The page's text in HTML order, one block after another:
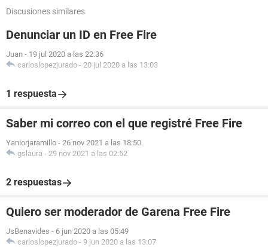
Discusiones similares
Denunciar un ID en Free Fire
Juan - 19 jul 2020 a las 22:36
carloslopezjurado - 20 jul 2020 a las 13:03
1 respuesta
Saber mi correo con el que registré Free Fire
Yaniorjaramillo - 26 nov 2021 a las 18:50
gslaura - 29 nov 2021 a las 02:52
2 respuestas
Quiero ser moderador de Garena Free Fire
JsBenavides - 6 jun 2020 a las 05:49
carloslopezjurado - 9 jun 2020 a las 13:07